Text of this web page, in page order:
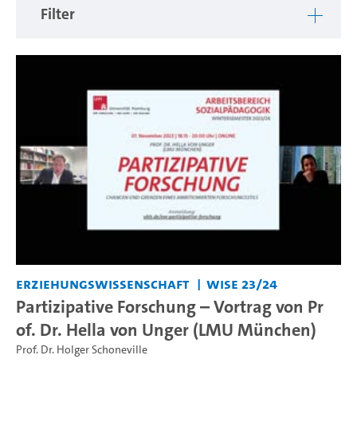
Filter
Erziehungswissenschaft WiSe 23/24
Partizipative Forschung – Vortrag von Pr
of. Dr. Hella von Unger (LMU München)
Prof. Dr. Holger Schoneville